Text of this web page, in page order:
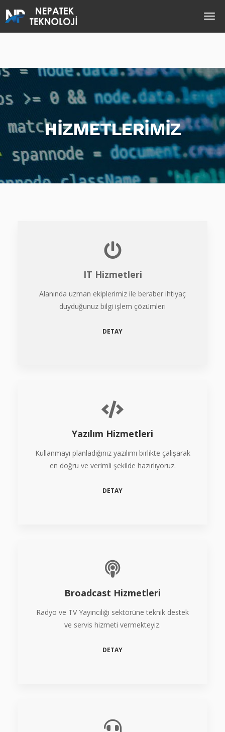
HİZMETLERİMİZ
IT Hizmetleri
Alanında uzman ekiplerimiz ile beraber ihtiyaç
duyduğunuz bilgi işlem çözümleri
DETAY
Yazılım Hizmetleri
Kullanmayı planladığınız yazılımı birlikte çalışarak
en doğru ve verimli şekilde hazırlıyoruz.
DETAY
Broadcast Hizmetleri
Radyo ve TV Yayıncılığı sektörüne teknik destek
ve servis hizmeti vermekteyiz.
DETAY